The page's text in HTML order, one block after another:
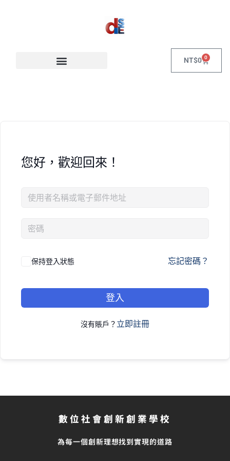
NT$0 0
您好，歡迎回來！
保持登入狀態 忘記密碼？
登入
沒有賬戶？ 立即註冊
數位社會創新創業學校
為每一個創新理想找到實現的道路